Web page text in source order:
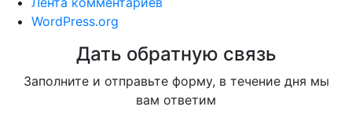
WordPress.org
Дать обратную связь
Заполните и отправьте форму, в течение дня мы
вам ответим